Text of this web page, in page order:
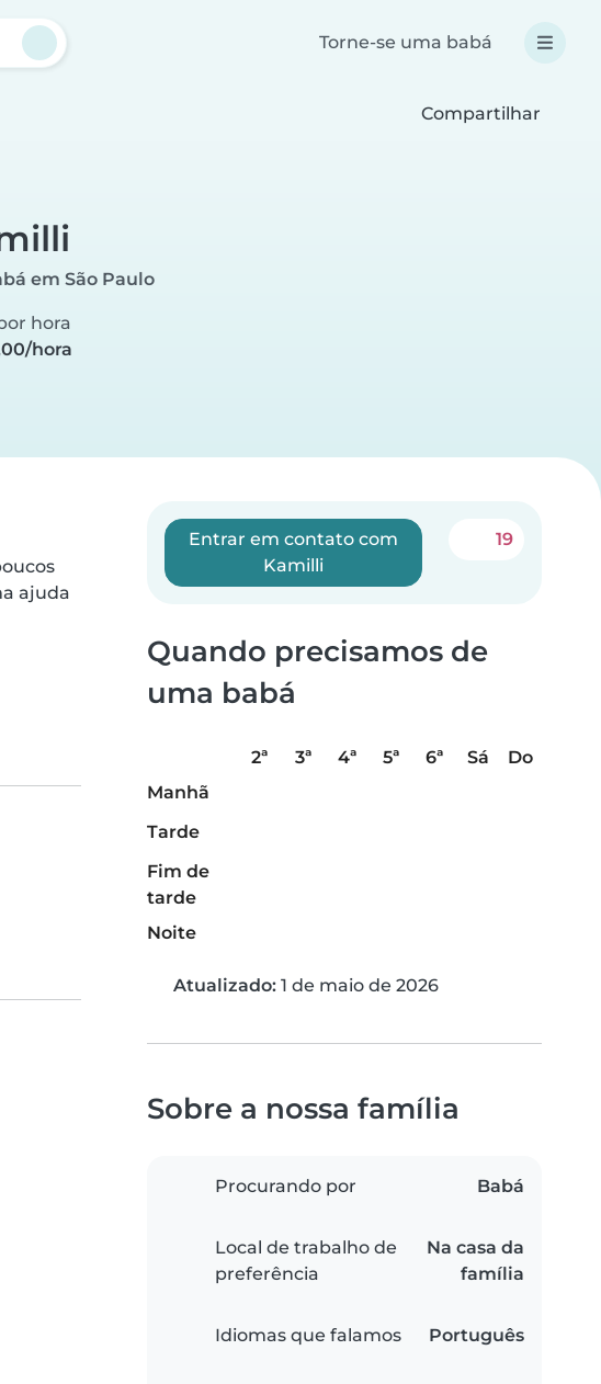
Torne-se uma babá
Compartilhar
em São Paulo
hora
hora
ajuda
Entrar em contato com
Kamilli
19
Quando precisamos de
uma babá
2ª 3ª 4ª 5ª 6ª Sá
Do
Manhã
Tarde
Fim de
tarde
Noite
Atualizado: 1 de maio de 2026
Sobre a nossa família
Procurando por Babá
Local de trabalho de
preferência
Na casa da
família
Idiomas que falamos Português